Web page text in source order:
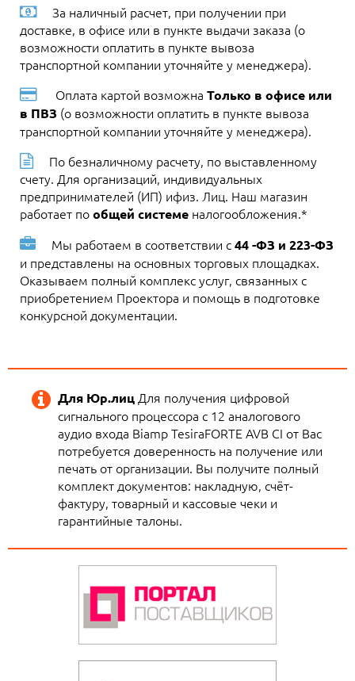
За наличный расчет, при получении при
доставке, в офисе или в пункте выдачи заказа (о
возможности оплатить в пункте вывоза
транспортной компании уточняйте у менеджера).
Оплата картой возможна Только в офисе или
в ПВЗ (о возможности оплатить в пункте вывоза
транспортной компании уточняйте у менеджера).
По безналичному расчету, по выставленному
счету. Для организаций, индивидуальных
предпринимателей (ИП) ифиз. Лиц. Наш магазин
работает пообщей системе налогообложения.*
Мы работаем в соответствии с44 -ФЗ и 223-ФЗ
и представлены на основных торговых площадках.
Оказываем полный комплекс услуг, связанных с
приобретением Проектора и помощь в подготовке
конкурсной документации.
Для Юр.лицДля получения цифровой
сигнального процессора с 12 аналогового
аудио входа Biamp TesiraFORTE AVB CI от Вас
потребуется доверенность на получение или
печать от организации. Вы получите полный
комплект документов: накладную, счёт-
фактуру, товарный и кассовые чеки и
гарантийные талоны.